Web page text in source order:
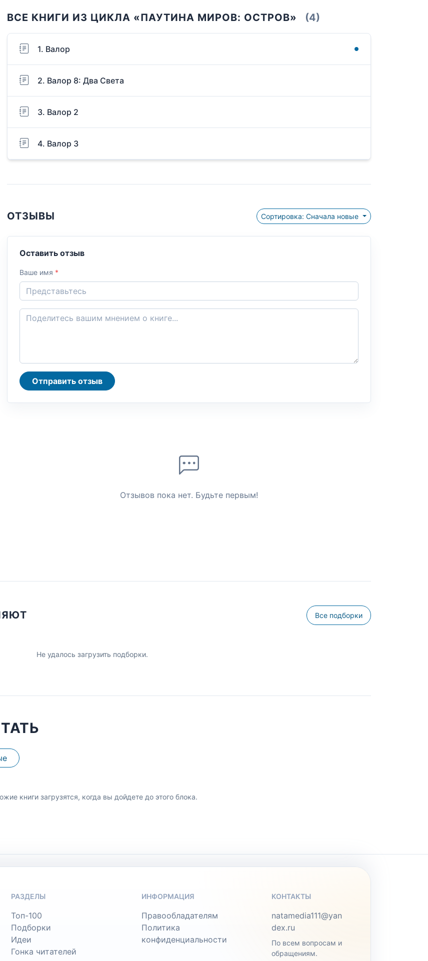
ВСЕ КНИГИ ИЗ ЦИКЛА «ПАУТИНА МИРОВ: ОСТРОВ» (4)
1. Валор
2. Валор 8: Два Света
3. Валор 2
4. Валор 3
ОТЗЫВЫ Сортировка: Сначала новые
Оставить отзыв
Ваше имя *
Отправить отзыв
Отзывов пока нет. Будьте первым!
Все подборки
Не удалось загрузить подборки.
книги загрузятся, когда вы дойдете до этого блока.
РАЗДЕЛЫ
Топ-100
Подборки
Идеи
Гонка читателей
ИНФОРМАЦИЯ
Правообладателям
Политика
конфиденциальности
КОНТАКТЫ
natamedia111@yan
dex.ru
По всем вопросам и
обращениям.